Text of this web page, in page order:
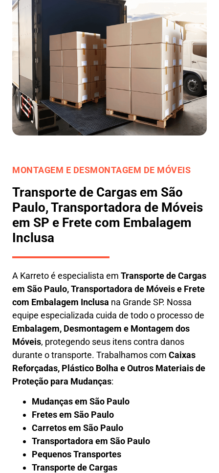
MONTAGEM E DESMONTAGEM DE MÓVEIS
Transporte de Cargas em São
Paulo, Transportadora de Móveis
em SP e Frete com Embalagem
Inclusa
A Karretoé especialista em Transporte de Cargas
em São Paulo,Transportadora de Móveis e Frete
com Embalagem Inclusa na Grande SP. Nossa
equipe especializada cuida de todo o processo de
Embalagem, Desmontagem e Montagem dos
Móveis, protegendo seus itens contra danos
durante o transporte. Trabalhamos com Caixas
Reforçadas, Plástico Bolha e Outros Materiais de
Proteção para Mudanças:
Mudanças em São Paulo
Fretes em São Paulo
Carretos em São Paulo
Transportadora em São Paulo
Pequenos Transportes
Transporte de Cargas